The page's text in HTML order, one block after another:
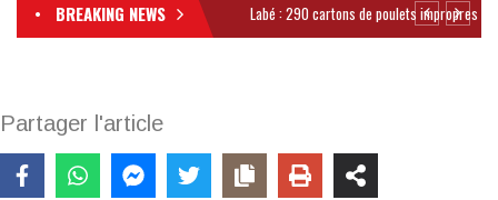
BREAKING NEWS
Partager l'article